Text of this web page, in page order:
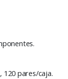
120 pares/caja.